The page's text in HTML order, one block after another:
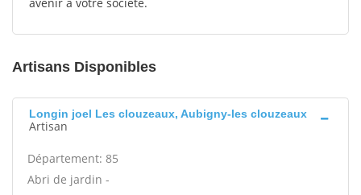
Artisans Disponibles
Longin joel Les clouzeaux, Aubigny-les clouzeaux
Artisan
Département: 85
Abri de jardin -